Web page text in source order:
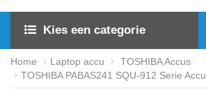
Kies een categorie
Home Laptop accu
TOSHIBA Accus
TOSHIBA PABAS241 SQU-912 Serie Accu